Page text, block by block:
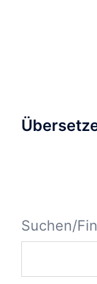
Suchen/